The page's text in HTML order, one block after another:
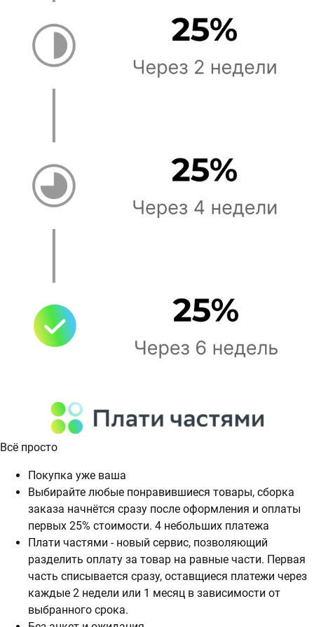
Всё просто
Покупка уже ваша
Выбирайте любые понравившиеся товары, сборка
заказа начнётся сразу после оформления и оплаты
первых 25% стоимости. 4 небольших платежа
Плати частями - новый сервис, позволяющий
разделить оплату за товар на равные части. Первая
часть списывается сразу, оставщиеся платежи через
каждые 2 недели или 1 месяц в зависимости от
выбранного срока.